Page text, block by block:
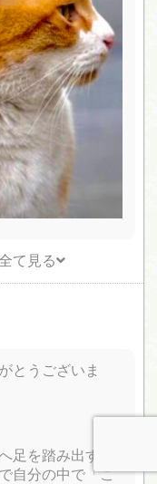
て見る
とうございま
足を踏み出すエ
自分の中で「こ